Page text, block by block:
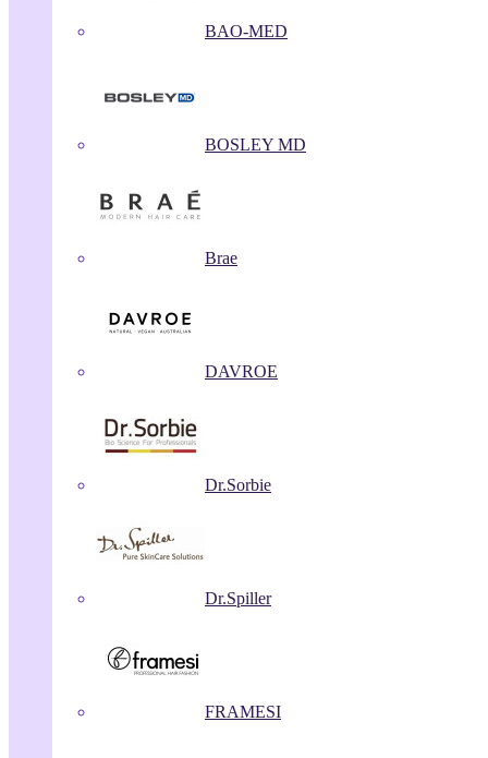
BAO-MED
BOSLEY MD
Brae
DAVROE
Dr.Sorbie
Dr.Spiller
FRAMESI